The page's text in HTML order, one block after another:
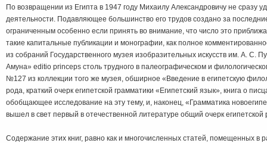
По возвращении из Египта в 1947 году Михаилу Александровичу не сразу
деятельности. Подавляющее большинство его трудов создано за
ограниченным особенно если принять во внимание, что число это
такие капитальные публикации и монографии, как полное
из собраний Государственного музея изобразительных искусств им. А. С.
Амуна» editio princeps столь трудного в палеографическом и
№127 из коллекции того же музея, обширное «Введение в египетскую
рода, краткий очерк египетской грамматики «Египетский язык», книга о
обобщающее исследование на эту тему, и, наконец, «Грамматика
вышел в свет первый в отечественной литературе общий очерк египетской
Содержание этих книг, равно как и многочисленных статей, помещенных в